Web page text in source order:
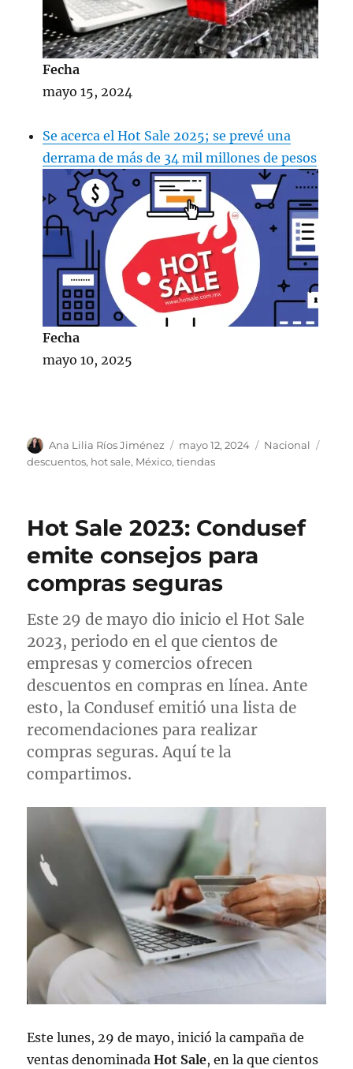
Fecha
mayo 15, 2024
Se acerca el Hot Sale 2025; se prevé una
derrama de más de 34 mil millones de pesos
Fecha
mayo 10, 2025
A
u
Ana Lilia Ríos Jiménez
P
u
c
d
o
e
l
mayo 12, 2024
C
o
Nacional
descuentos, hot sale, México,tiendas
Hot Sale 2023: Condusef
emite consejos para
compras seguras
Este 29 de mayo dio inicio el Hot Sale
2023, periodo en el que cientos de
empresas y comercios ofrecen
descuentos en compras en línea. Ante
esto, la Condusef emitió una lista de
recomendaciones para realizar
compras seguras. Aquí te la
compartimos.
Este lunes, 29 de mayo, inició la campaña de
ventas denominadaHot Sale, en la que cientos